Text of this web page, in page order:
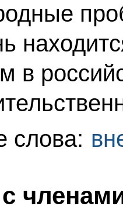
в
слова: